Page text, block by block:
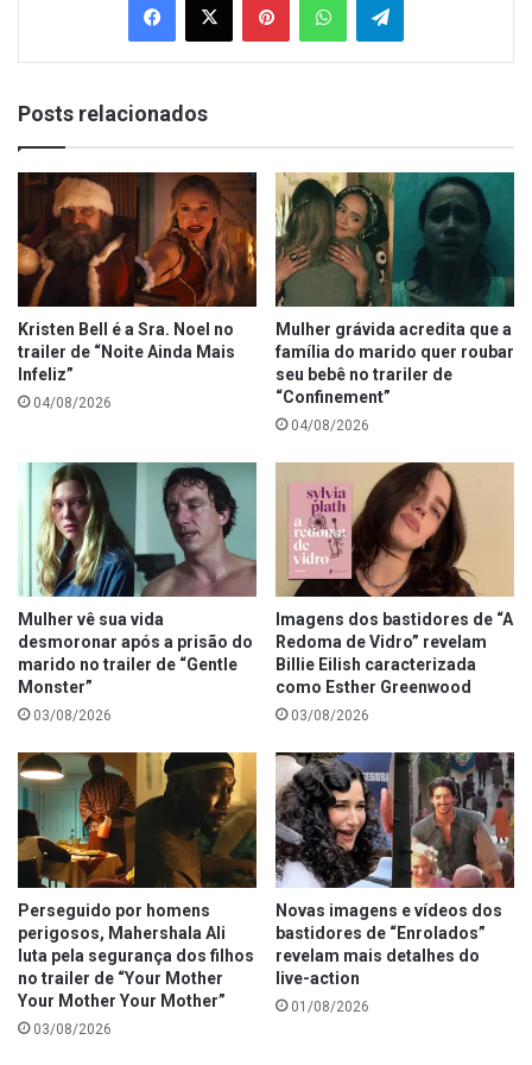
Posts relacionados
Kristen Bell é a Sra. Noel no
trailer de “Noite Ainda Mais
Infeliz”
04/08/2026
Mulher grávida acredita que a
família do marido quer roubar
seu bebê no trariler de
“Confinement”
04/08/2026
Mulher vê sua vida
desmoronar após a prisão do
marido no trailer de “Gentle
Monster”
03/08/2026
Imagens dos bastidores de “A
Redoma de Vidro” revelam
Billie Eilish caracterizada
como Esther Greenwood
03/08/2026
Perseguido por homens
perigosos, Mahershala Ali
luta pela segurança dos filhos
no trailer de “Your Mother
Your Mother Your Mother”
03/08/2026
Novas imagens e vídeos dos
bastidores de “Enrolados”
revelam mais detalhes do
live-action
01/08/2026